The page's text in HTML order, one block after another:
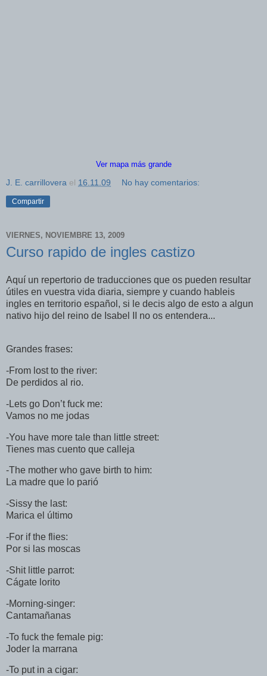
Ver mapa más grande
J. E. carrillovera el 16.11.09 No hay comentarios:
Compartir
VIERNES, NOVIEMBRE 13, 2009
Curso rapido de ingles castizo
Aquí un repertorio de traducciones que os pueden resultar
útiles en vuestra vida diaria, siempre y cuando hableis
ingles en territorio español, si le decis algo de esto a algun
nativo hijo del reino de Isabel II no os entendera...
Grandes frases:
-From lost to the river:
De perdidos al rio.
-Lets go Don’t fuck me:
Vamos no me jodas
-You have more tale than little street:
Tienes mas cuento que calleja
-The mother who gave birth to him:
La madre que lo parió
-Sissy the last:
Marica el último
-For if the flies:
Por si las moscas
-Shit little parrot:
Cágate lorito
-Morning-singer:
Cantamañanas
-To fuck the female pig:
Joder la marrana
-To put in a cigar: